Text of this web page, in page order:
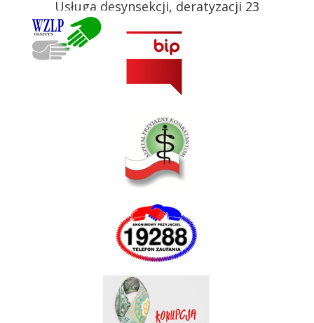
Usługa desynsekcji, deratyzacji 23